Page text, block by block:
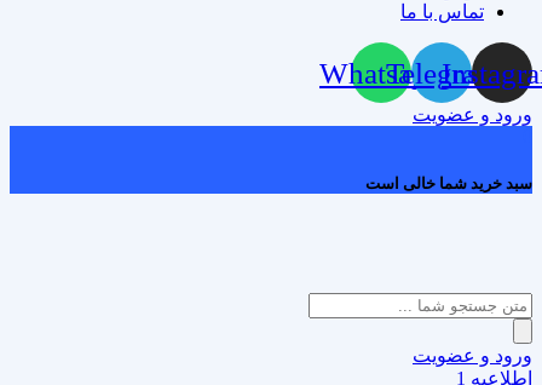
تماس با ما
Telegram
Whatsapp
ورود و عضویت
سبد خرید شما خالی است
Products
search
ورود و عضویت
اطلاعیه 1